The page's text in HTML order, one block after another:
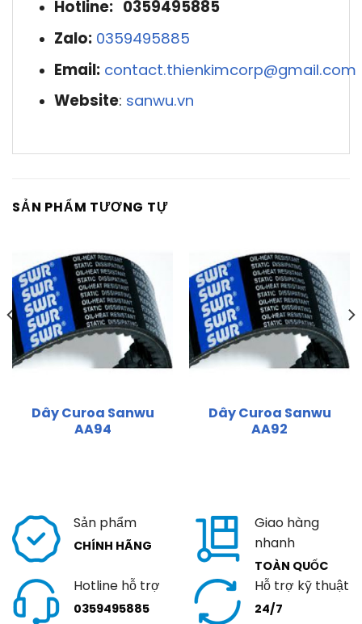
Hotline: 0359495885
Zalo: 0359495885
Email: contact.thienkimcorp@gmail.com
Website: sanwu.vn
SẢN PHẨM TƯƠNG TỰ
Dây Curoa Sanwu
AA94
Dây Curoa Sanwu
AA92
Sản phẩm
CHÍNH HÃNG
Giao hàng
nhanh
TOÀN QUỐC
Hotline hỗ trợ
0359495885
Hỗ trợ kỹ thuật
24/7